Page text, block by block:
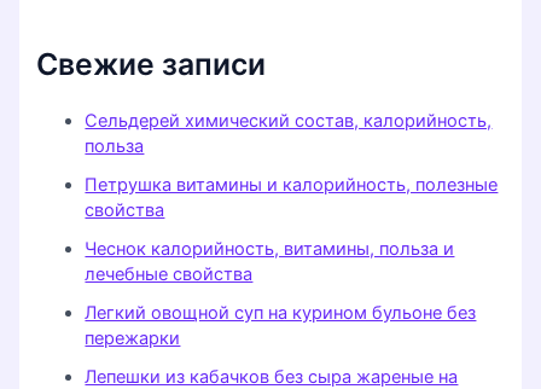
Свежие записи
Сельдерей химический состав, калорийность,
польза
Петрушка витамины и калорийность, полезные
свойства
Чеснок калорийность, витамины, польза и
лечебные свойства
Легкий овощной суп на курином бульоне без
пережарки
Лепешки из кабачков без сыра жареные на